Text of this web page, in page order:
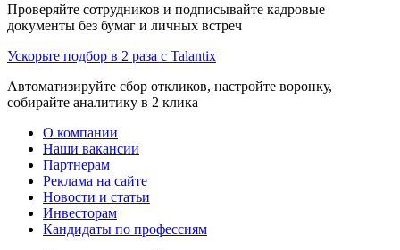
Проверяйте сотрудников и подписывайте кадровые
документы без бумаг и личных встреч
Ускорьте подбор в 2 раза с Talantix
Автоматизируйте сбор откликов, настройте воронку,
собирайте аналитику в 2 клика
О компании
Наши вакансии
Партнерам
Реклама на сайте
Новости и статьи
Инвесторам
Кандидаты по профессиям